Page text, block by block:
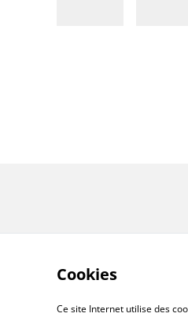
Cookies
Ce site Internet utilise des